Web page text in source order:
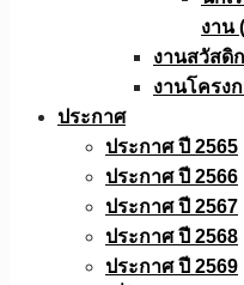
งาน
งานสวัสดิ
งานโครง
ประกาศ
ประกาศ ปี 2565
ประกาศ ปี 2566
ประกาศ ปี 2567
ประกาศ ปี 2568
ประกาศ ปี 2569